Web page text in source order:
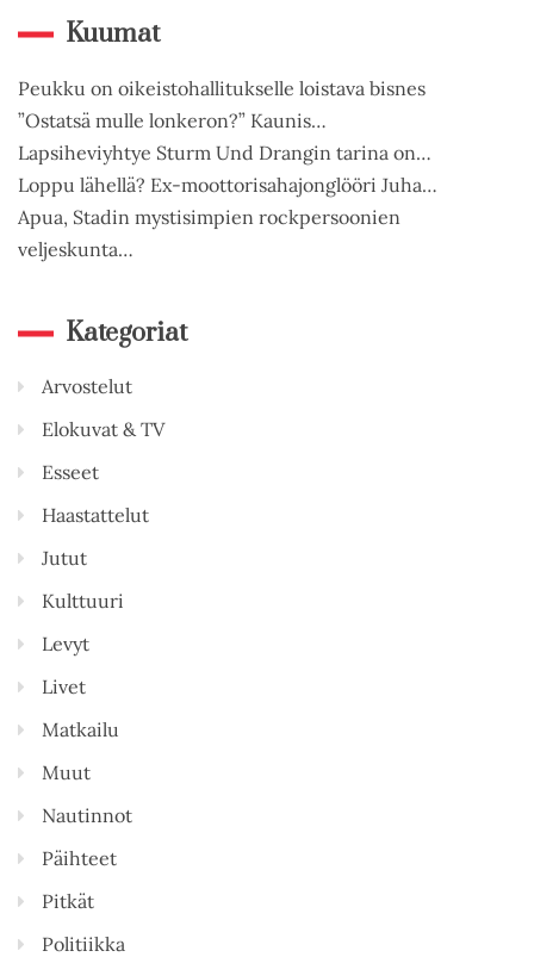
Kuumat
Peukku on oikeistohallitukselle loistava bisnes
”Ostatsä mulle lonkeron?” Kaunis…
Lapsiheviyhtye Sturm Und Drangin tarina on…
Loppu lähellä? Ex-moottorisahajonglööri Juha…
Apua, Stadin mystisimpien rockpersoonien
veljeskunta…
Kategoriat
Arvostelut
Elokuvat & TV
Esseet
Haastattelut
Jutut
Kulttuuri
Levyt
Livet
Matkailu
Muut
Nautinnot
Päihteet
Pitkät
Politiikka